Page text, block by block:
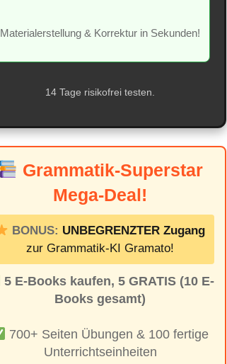
Materialerstellung & Korrektur in Sekunden!
14 Tage risikofrei testen.
Grammatik-Superstar
Mega-Deal!
BONUS: UNBEGRENZTER Zugang
zur Grammatik-KI Gramato!
5 E-Books kaufen, 5 GRATIS (10 E-
Books gesamt)
700+ Seiten Übungen & 100 fertige
Unterrichtseinheiten